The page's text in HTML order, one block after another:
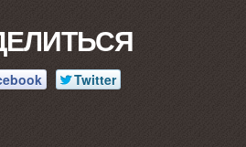
Twitter